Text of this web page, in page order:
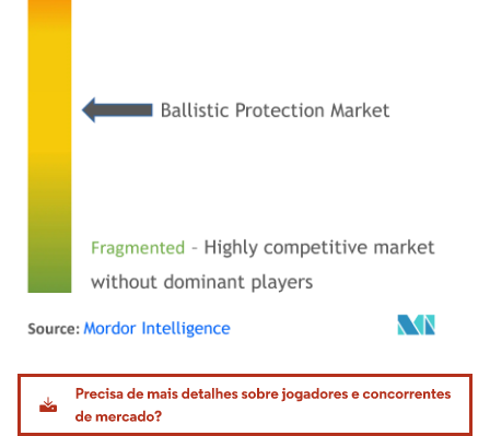
Imagem © Mordor Intelligence. O reuso requer atribuição conforme CC BY 4.0.